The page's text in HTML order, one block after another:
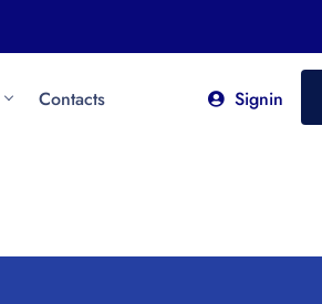
Contacts Signin